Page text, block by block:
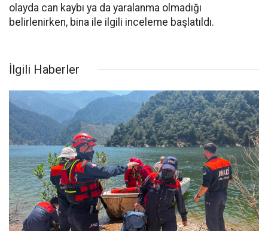
olayda can kaybı ya da yaralanma olmadığı
belirlenirken, bina ile ilgili inceleme başlatıldı.
İlgili Haberler